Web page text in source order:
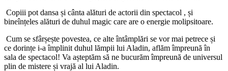
Copiii pot dansa și cânta alături de actorii din spectacol , și
bineînțeles alături de duhul magic care are o energie molipsitoare.
Cum se sfârșește povestea, ce alte întâmplări se vor mai petrece și
ce dorințe i-a împlinit duhul lămpii lui Aladin, aflăm împreună în
sala de spectacol! Va așteptăm să ne bucurăm împreună de universul
plin de mistere și vrajă al lui Aladin.